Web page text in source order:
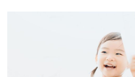
知発達に関する研究を行ない、世界中で